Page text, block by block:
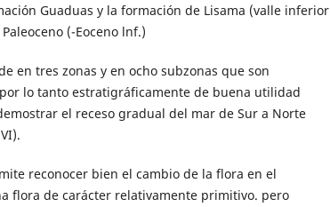
Guaduas y la formación de Lisama (valle inferior
(-Eoceno lnf.)
en tres zonas y en ocho subzonas que son
lo tanto estratigráficamente de buena utilidad
el receso gradual del mar de Sur a Norte
reconocer bien el cambio de la flora en el
flora de carácter relativamente primitivo. pero